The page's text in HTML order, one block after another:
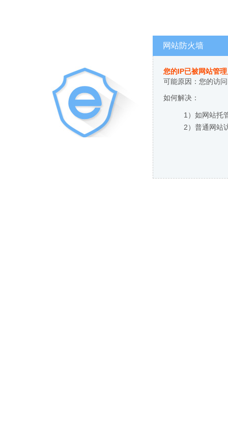
网站防火墙
您的IP已被网站管
可能原因：您的访
如何解决：
1）如网站托
2）普通网站